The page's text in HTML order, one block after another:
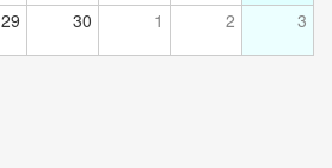
29 30 1 2 3